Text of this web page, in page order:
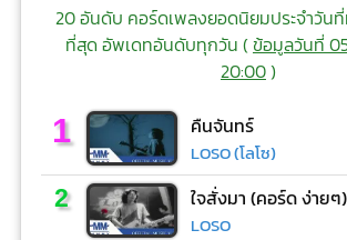
20 อันดับ คอร์ดเพลงยอดนิยมประจำวัน
ที่สุด อัพเดทอันดับทุกวัน (ข้อมูลวันที่
20:00)
1 คืนจันทร์
LOSO (โลโซ)
2 ใจสั่งมา (คอร์ด ง่ายๆ)
LOSO